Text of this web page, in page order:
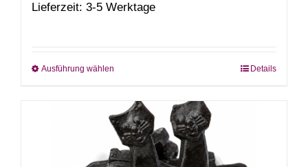
Lieferzeit: 3-5 Werktage
Ausführung wählen
weist
mehrere
Varianten
Details